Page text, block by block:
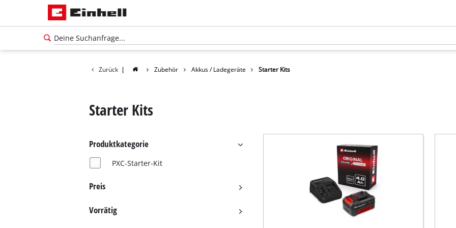
Zurück | Zubehör Akkus / Ladegeräte Starter Kits
Starter Kits
Produktkategorie
PXC-Starter-Kit
Preis
Vorrätig